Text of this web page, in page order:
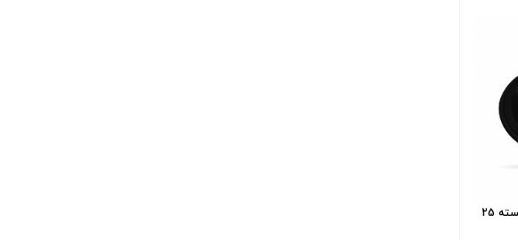
بشقاب یکبار مصرف - مشکی - بسته 25